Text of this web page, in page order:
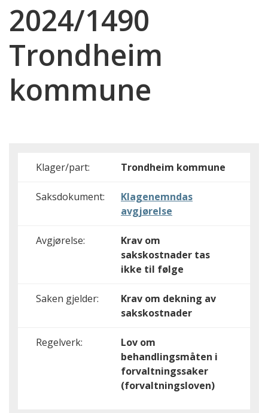
2024/1490
Trondheim
kommune
Klager/part: Trondheim kommune
Saksdokument:
Klagenemndas
avgjørelse
Avgjørelse:
Krav om
sakskostnader tas
ikke til følge
Saken gjelder:
Krav om dekning av
sakskostnader
Regelverk:
Lov om
behandlingsmåten i
forvaltningssaker
(forvaltningsloven)